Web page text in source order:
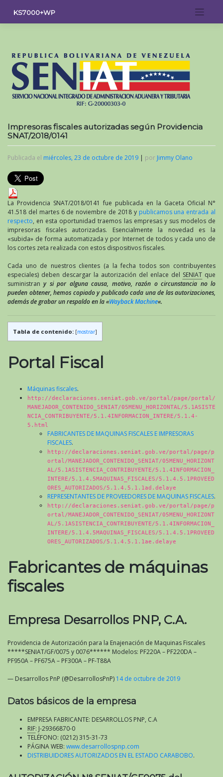
contenido
KS7000+WP
Impresoras fiscales autorizadas según Providencia
SNAT/2018/0141
Publicada el miércoles, 23 de octubre de 2019 | por Jimmy Olano
La Providencia SNAT/2018/0141 fue publicada en la Gaceta Oficial N°
41.518 del martes 6 de noviembre de 2018 y publicamos una entrada al
respecto, en esta oportunidad traemos las empresas y sus modelos de
impresoras fiscales autorizadas. Esencialmente la novedad es la
«subida» de forma automatizada y por Internet de todos y cada uno de
los cortes zeta realizada con estos dispositivos fiscales.
Cada uno de nuestros clientes (a la fecha todos son contribuyentes
especiales) deben descargar la autorización del enlace del SENIAT que
suministrany si por alguna causa, motivo, razón o circunstancia no lo
pueden obtener, hemos copiado y publicado cada una de las autorizaciones,
además de grabar un respaldo en la «Wayback Machine«.
Tabla de contenido: [mostrar]
Portal Fiscal
Máquinas fiscales.
http://declaraciones.seniat.gob.ve/portal/page/portal/
MANEJADOR_CONTENIDO_SENIAT/05MENU_HORIZONTAL/5.1ASISTE
NCIA_CONTRIBUYENTE/5.1.4INFORMACION_INTERE/5.1.4-
5.html
FABRICANTES DE MAQUINAS FISCALES E IMPRESORAS
FISCALES.
http://declaraciones.seniat.gob.ve/portal/page/p
ortal/MANEJADOR_CONTENIDO_SENIAT/05MENU_HORIZONT
AL/5.1ASISTENCIA_CONTRIBUYENTE/5.1.4INFORMACION_
INTERE/5.1.4.5MAQUINAS_FISCALES/5.1.4.5.1PROVEED
ORES_AUTORIZADOS/5.1.4.5.1.1ad.delaye
REPRESENTANTES DE PROVEEDORES DE MAQUINAS FISCALES.
http://declaraciones.seniat.gob.ve/portal/page/p
ortal/MANEJADOR_CONTENIDO_SENIAT/05MENU_HORIZONT
AL/5.1ASISTENCIA_CONTRIBUYENTE/5.1.4INFORMACION_
INTERE/5.1.4.5MAQUINAS_FISCALES/5.1.4.5.1PROVEED
ORES_AUTORIZADOS/5.1.4.5.1.1ae.delaye
Fabricantes de máquinas
fiscales
Empresa Desarrollos PNP, C.A.
Providencia de Autorización para la Enajenación de Maquinas Fiscales
*****SENIAT/GF/0075 y 0076****** Modelos: PF220A – PF220DA –
PF950A – PF675A – PF300A – PF-T88A
— Desarrollos PnP (@DesarrollosPnP) 14 de octubre de 2019
Datos básicos de la empresa
EMPRESA FABRICANTE: DESARROLLOS PNP, C.A
RIF: J-29366870-0
TELÉFONO: (0212) 315-31-73
PÁGINA WEB: www.desarrollospnp.com
DISTRIBUIDORES AUTORIZADOS EN EL ESTADO CARABOBO.